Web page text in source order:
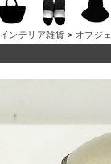
インテリア雑貨 > オブジェ